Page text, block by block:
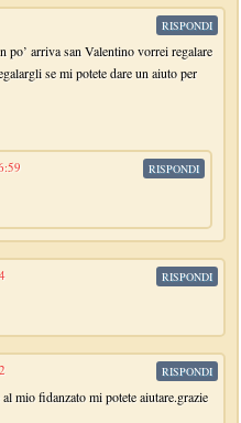
po’ arriva san Valentino vorrei regalare
se mi potete dare un aiuto per
RISPONDI
RISPONDI
RISPONDI
mio fidanzato mi potete aiutare.grazie
RISPONDI